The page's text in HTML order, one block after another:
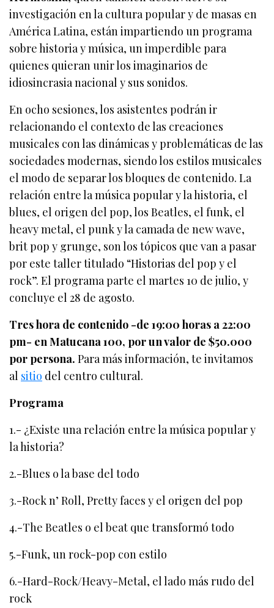
investigación en la cultura popular y de masas en
América Latina, están impartiendo un programa
sobre historia y música, un imperdible para
quienes quieran unir los imaginarios de
idiosincrasia nacional y sus sonidos.
En ocho sesiones, los asistentes podrán ir
relacionando el contexto de las creaciones
musicales con las dinámicas y problemáticas de las
sociedades modernas, siendo los estilos musicales
el modo de separar los bloques de contenido. La
relación entre la música popular y la historia, el
blues, el origen del pop, los Beatles, el funk, el
heavy metal, el punk y la camada de new wave,
brit pop y grunge, son los tópicos que van a pasar
por este taller titulado “Historias del pop y el
rock”. El programa parte el martes 10 de julio, y
concluye el 28 de agosto.
Tres hora de contenido -de 19:00 horas a 22:00
pm- en Matucana 100, por un valor de $50.000
por persona.Para más información, te invitamos
al sitio del centro cultural.
Programa
1.- ¿Existe una relación entre la música popular y
la historia?
2.-Blues o la base del todo
3.-Rock n’ Roll, Pretty faces y el origen del pop
4.-The Beatles o el beat que transformó todo
5.-Funk, un rock-pop con estilo
6.-Hard-Rock/Heavy-Metal, el lado más rudo del
rock